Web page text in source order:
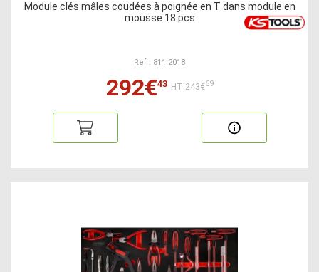
Module clés mâles coudées à poignée en T dans module en
mousse 18 pcs
Ref : 811.2018
292€43 HT:243€69